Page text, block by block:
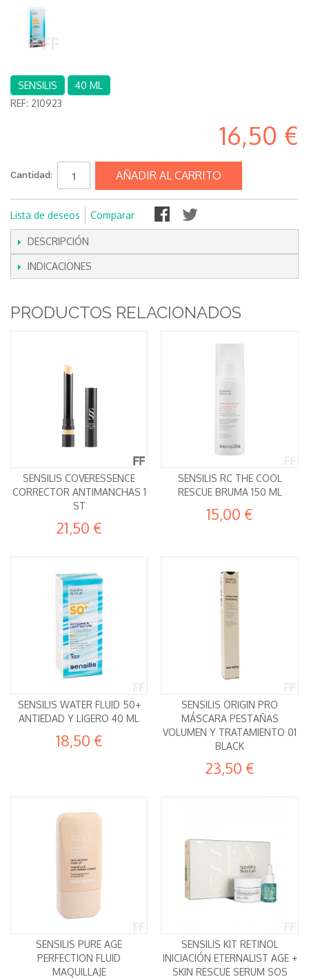
SENSILIS
40 ML
REF: 210923
16,50 €
Cantidad: AÑADIR AL CARRITO
Lista de deseos Comparar
DESCRIPCIÓN
INDICACIONES
PRODUCTOS RELACIONADOS
SENSILIS COVERESSENCE
CORRECTOR ANTIMANCHAS 1
ST
21,50 €
SENSILIS RC THE COOL
RESCUE BRUMA 150 ML
15,00 €
SENSILIS WATER FLUID 50+
ANTIEDAD Y LIGERO 40 ML
18,50 €
SENSILIS ORIGIN PRO
MÁSCARA PESTAÑAS
VOLUMEN Y TRATAMIENTO 01
BLACK
23,50 €
SENSILIS PURE AGE
PERFECTION FLUID
MAQUILLAJE
SENSILIS KIT RETINOL
INICIACIÓN ETERNALIST AGE +
SKIN RESCUE SERUM SOS